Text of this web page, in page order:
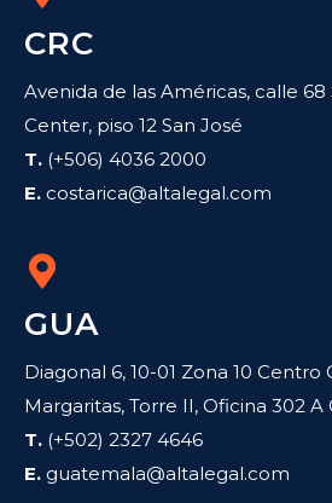
CRC
Avenida de las Américas, calle 68
Center, piso 12 San José
T. (+506) 4036 2000
E. costarica@altalegal.com
GUA
Diagonal 6, 10-01 Zona 10 Centro
Margaritas, Torre II, Oficina 302 A
T. (+502) 2327 4646
E. guatemala@altalegal.com